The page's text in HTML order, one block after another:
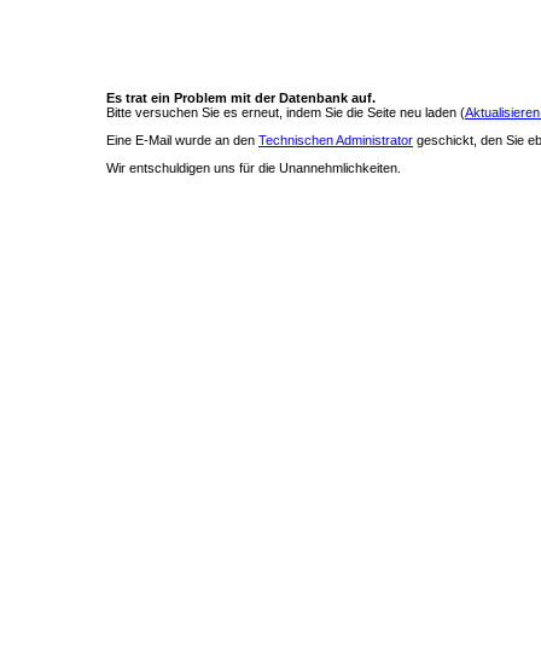
Es trat ein Problem mit der Datenbank auf.
Bitte versuchen Sie es erneut, indem Sie die Seite neu laden (
Eine E-Mail wurde an den Technischen Administrator geschickt, den Sie
Wir entschuldigen uns für die Unannehmlichkeiten.